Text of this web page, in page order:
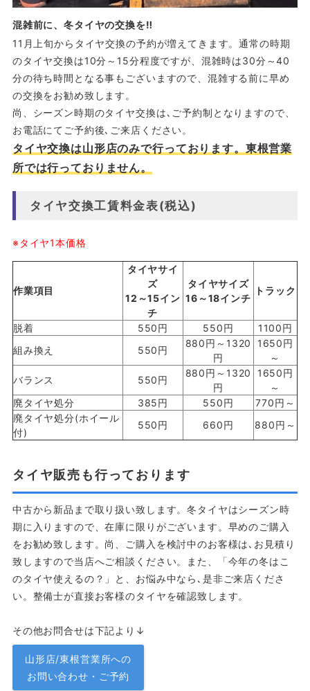
混雑前に、冬タイヤの交換を‼
11月上旬からタイヤ交換の予約が増えてきます。通常の時期
のタイヤ交換は10分～15分程度ですが、混雑時は30分～40
分の待ち時間となる事もございますので、混雑する前に早め
の交換をお勧め致します。
尚、シーズン時期のタイヤ交換は､ご予約制となりますので、
お電話にてご予約後､ご来店ください。
タイヤ交換は山形店のみで行っております。東根営業
所では行っておりません。
タイヤ交換工賃料金表(税込)
※タイヤ1本価格
作業項目
タイヤサイ
ズ
12～15イン
チ
タイヤサイズ
16～18インチ
トラック
脱着 550円 550円
1100円
組み換え
550円
880円～1320
円
1650円
～
バランス
550円
880円～1320
円
1650円
～
廃タイヤ処分
385円 550円
770円～
廃タイヤ処分(ホイール
付)
550円 660円 880円～
タイヤ販売も行っております
中古から新品まで取り扱い致します。冬タイヤはシーズン時
期に入りますので、在庫に限りがございます。早めのご購入
をお勧め致します。尚、ご購入を検討中のお客様は､お見積り
致しますので当店へご相談ください。また、「今年の冬はこ
のタイヤ使えるの？」と、お悩み中なら､是非ご来店くださ
い。整備士が直接お客様のタイヤを確認致します。
その他お問合せは下記より↓
山形店/東根営業所への
お問い合わせ・ご予約